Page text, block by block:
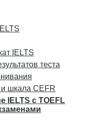
IELTS
теста
шкала CEFR
IELTS с TOEFL